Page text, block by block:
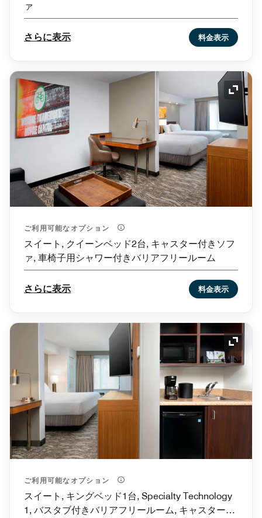
ァ
さらに表示 料金表示
アイ
ご利用可能なオプション
スイート, クイーンベッド2台, キャスター付きソフ
ァ, 車椅子用シャワー付きバリアフリールーム
さらに表示 料金表示
アイ
ご利用可能なオプション
スイート, キングベッド1台, Specialty Technology
1, バスタブ付きバリアフリールーム, キャスター付